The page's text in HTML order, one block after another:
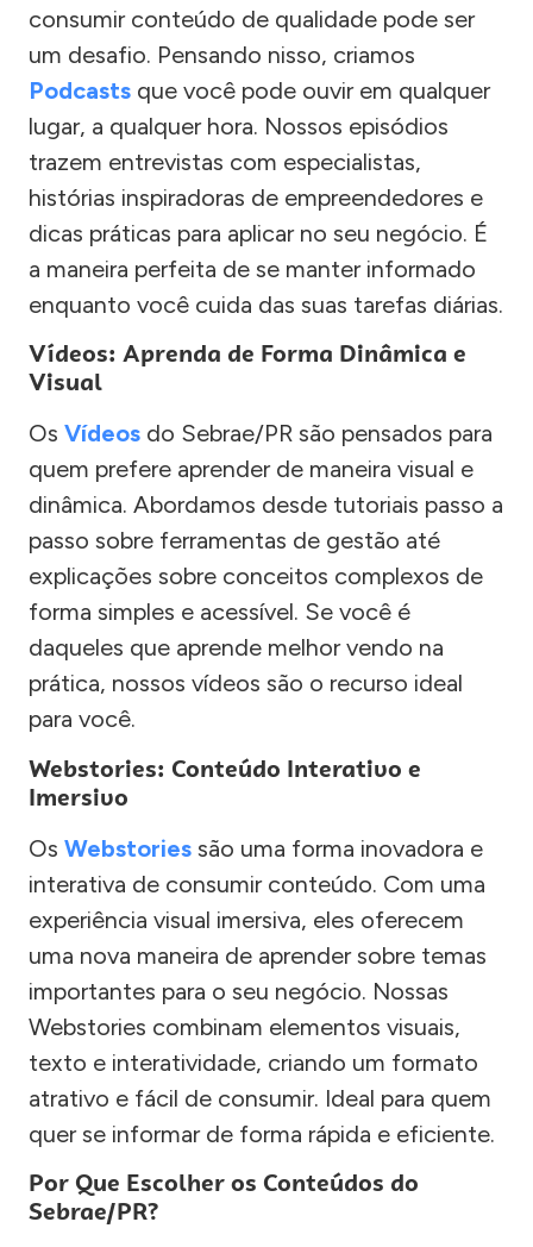
consumir conteúdo de qualidade pode ser
um desafio. Pensando nisso, criamos
Podcasts que você pode ouvir em qualquer
lugar, a qualquer hora. Nossos episódios
trazem entrevistas com especialistas,
histórias inspiradoras de empreendedores e
dicas práticas para aplicar no seu negócio. É
a maneira perfeita de se manter informado
enquanto você cuida das suas tarefas diárias.
Vídeos: Aprenda de Forma Dinâmica e
Visual
Os Vídeos do Sebrae/PR são pensados para
quem prefere aprender de maneira visual e
dinâmica. Abordamos desde tutoriais passo a
passo sobre ferramentas de gestão até
explicações sobre conceitos complexos de
forma simples e acessível. Se você é
daqueles que aprende melhor vendo na
prática, nossos vídeos são o recurso ideal
para você.
Webstories: Conteúdo Interativo e
Imersivo
Os Webstories são uma forma inovadora e
interativa de consumir conteúdo. Com uma
experiência visual imersiva, eles oferecem
uma nova maneira de aprender sobre temas
importantes para o seu negócio. Nossas
Webstories combinam elementos visuais,
texto e interatividade, criando um formato
atrativo e fácil de consumir. Ideal para quem
quer se informar de forma rápida e eficiente.
Por Que Escolher os Conteúdos do
Sebrae/PR?